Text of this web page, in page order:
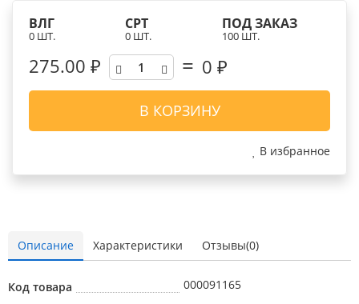
ВЛГ
0 ШТ.
СРТ
0 ШТ.
ПОД ЗАКАЗ
100 ШТ.
275.00 ₽ 0 ₽
В КОРЗИНУ
В избранное
Описание Характеристики Отзывы(0)
Код товара
000091165